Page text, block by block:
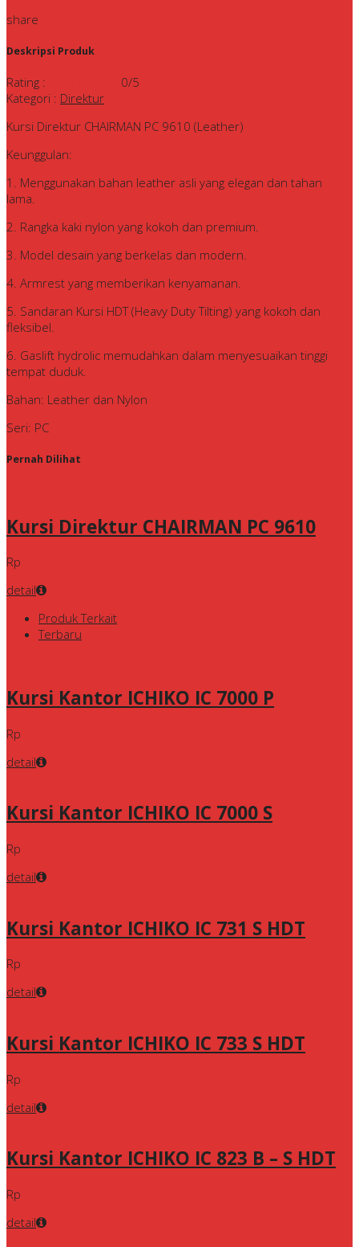
share
Deskripsi Produk
Rating : 0/5
Kategori : Direktur
Kursi Direktur CHAIRMAN PC 9610 (Leather)
Keunggulan:
1. Menggunakan bahan leather asli yang elegan dan tahan
lama.
2. Rangka kaki nylon yang kokoh dan premium.
3. Model desain yang berkelas dan modern.
4. Armrest yang memberikan kenyamanan.
5. Sandaran Kursi HDT (Heavy Duty Tilting) yang kokoh dan
fleksibel.
6. Gaslift hydrolic memudahkan dalam menyesuaikan tinggi
tempat duduk.
Bahan: Leather dan Nylon
Seri: PC
Pernah Dilihat
Kursi Direktur CHAIRMAN PC 9610
Rp
detail
Produk Terkait
Terbaru
Kursi Kantor ICHIKO IC 7000 P
Rp
detail
Kursi Kantor ICHIKO IC 7000 S
Rp
detail
Kursi Kantor ICHIKO IC 731 S HDT
Rp
detail
Kursi Kantor ICHIKO IC 733 S HDT
Rp
detail
Kursi Kantor ICHIKO IC 823 B – S HDT
Rp
detail